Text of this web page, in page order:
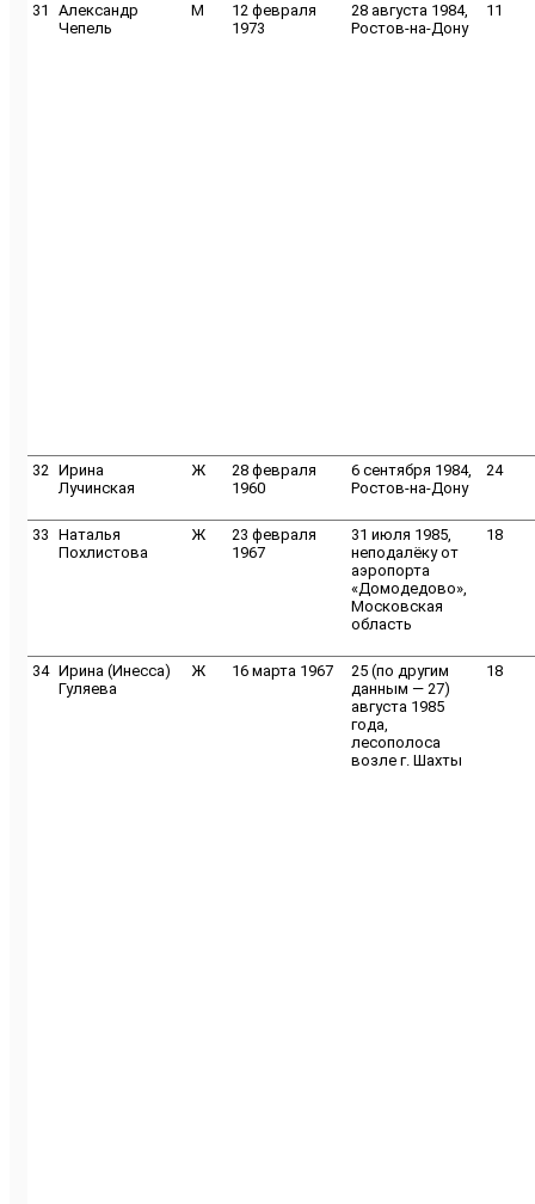
31
Александр
Чепель
M
12 февраля
1973
28 августа 1984,
Ростов-на-Дону
11
32 Ирина
Лучинская
Ж
28 февраля
1960
6 сентября 1984,
Ростов-на-Дону
24
33 Наталья
Похлистова
Ж
23 февраля
1967
31 июля 1985,
неподалёку от
аэропорта
«Домодедово»,
Московская
область
18
34 Ирина (Инесса)
Гуляева
Ж 16 марта 1967
25 (по другим
данным — 27)
августа 1985
года,
лесополоса
возле г. Шахты
18